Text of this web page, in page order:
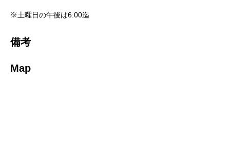
※土曜日の午後は6:00迄
備考
Map